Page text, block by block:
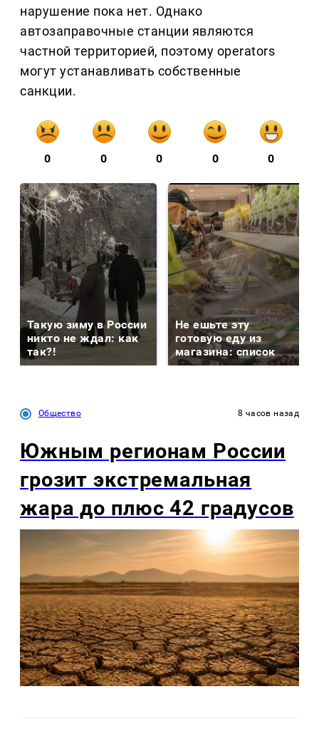
нарушение пока нет. Однако
автозаправочные станции являются
частной территорией, поэтому operators
могут устанавливать собственные
санкции.
0 0 0 0 0
Такую зиму в России
никто не ждал: как
так?!
Не ешьте эту
готовую еду из
магазина: список
Общество 8 часов назад
Южным регионам России
грозит экстремальная
жара до плюс 42 градусов